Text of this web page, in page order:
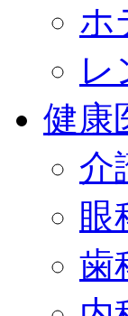
ホ
レ
健康
介
眼
歯